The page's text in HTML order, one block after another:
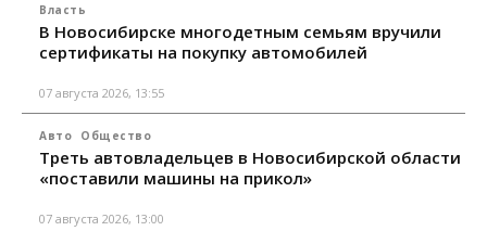
Власть
В Новосибирске многодетным семьям вручили
сертификаты на покупку автомобилей
07 августа 2026, 13:55
Авто Общество
Треть автовладельцев в Новосибирской области
«поставили машины на прикол»
07 августа 2026, 13:00